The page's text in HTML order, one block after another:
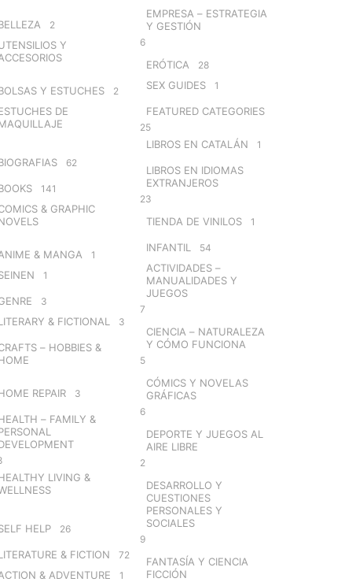
2
Y
Y ESTUCHES 2
DE
62
141
& GRAPHIC
& MANGA 1
1
3
& FICTIONAL 3
– HOBBIES &
REPAIR 3
– FAMILY &
LIVING &
HELP 26
& FICTION 72
& ADVENTURE 1
EMPRESA – ESTRATEGIA
Y GESTIÓN
6
ERÓTICA 28
SEX GUIDES 1
FEATURED CATEGORIES
25
LIBROS EN CATALÁN 1
LIBROS EN IDIOMAS
EXTRANJEROS
23
TIENDA DE VINILOS 1
INFANTIL 54
ACTIVIDADES –
MANUALIDADES Y
JUEGOS
7
CIENCIA – NATURALEZA
Y CÓMO FUNCIONA
5
CÓMICS Y NOVELAS
GRÁFICAS
6
DEPORTE Y JUEGOS AL
AIRE LIBRE
2
DESARROLLO Y
CUESTIONES
PERSONALES Y
SOCIALES
9
FANTASÍA Y CIENCIA
FICCIÓN